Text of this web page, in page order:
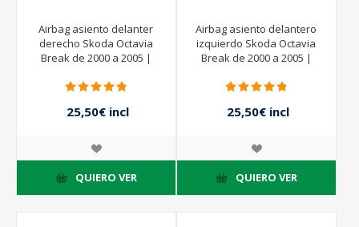
Airbag asiento delanter
derecho Skoda Octavia
Break de 2000 a 2005 |
25,50€ incl
impuestos
QUIERO VER
Airbag asiento delantero
izquierdo Skoda Octavia
Break de 2000 a 2005 |
25,50€ incl
impuestos
QUIERO VER